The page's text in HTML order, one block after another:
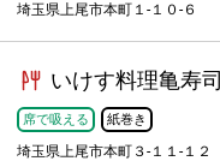
埼玉県上尾市本町１-１０-６
いけす料理亀寿司
席で吸える 紙巻き
埼玉県上尾市本町３-１１-１２